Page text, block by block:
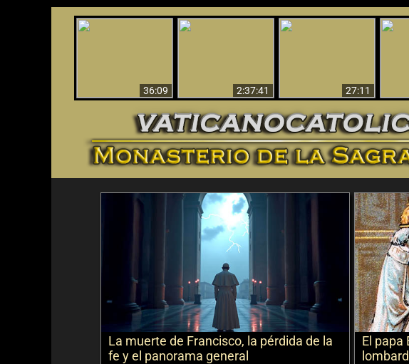
36:09
2:37:41
27:11
La muerte de Francisco, la pérdida de la
fe y el panorama general
El papa